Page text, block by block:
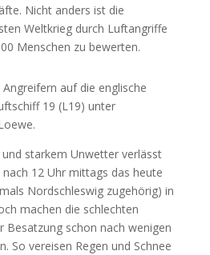
Nicht anders ist die
Weltkrieg durch Luftangriffe
Menschen zu bewerten.
auf die englische
19 (L19) unter
starkem Unwetter verlässt
12 Uhr mittags das heute
Nordschleswig zugehörig) in
machen die schlechten
Besatzung schon nach wenigen
So vereisen Regen und Schnee